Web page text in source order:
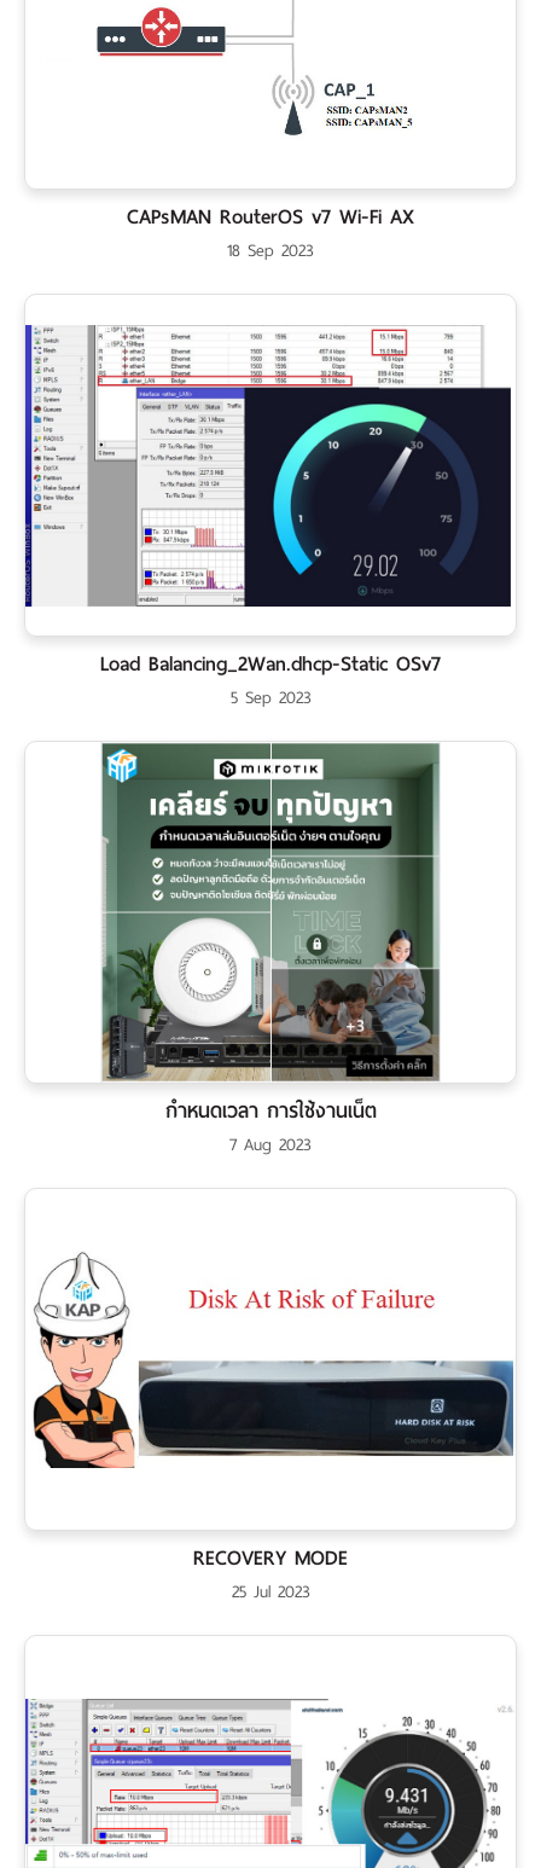
CAPsMAN RouterOS v7 Wi-Fi AX
18 Sep 2023
Load Balancing_2Wan.dhcp-Static OSv7
5 Sep 2023
กำหนดเวลา การใช้งานเน็ต
7 Aug 2023
RECOVERY MODE
25 Jul 2023